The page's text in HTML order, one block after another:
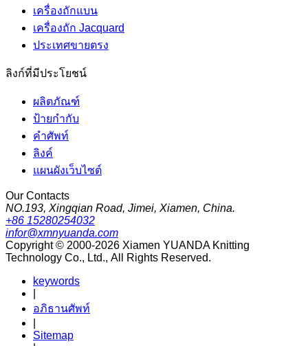
เครื่องถักแบน
เครื่องถัก Jacquard
ประเทศขายตรง
ลิงก์ที่มีประโยชน์
ผลิตภัณฑ์
ป้ายกำกับ
คำศัพท์
ลิงค์
แผนผังเว็บไซต์
Our Contacts
NO.193, Xingqian Road, Jimei, Xiamen, China.
+86 15280254032
infor@xmnyuanda.com
Copyright © 2000-2026 Xiamen YUANDA Knitting
Technology Co., Ltd., All Rights Reserved.
keywords
อภิธานศัพท์
Sitemap